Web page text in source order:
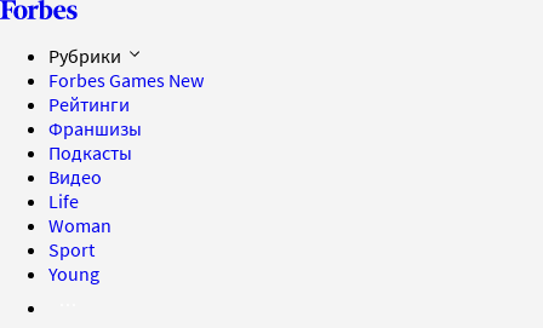
Рубрики
Forbes Games New
Рейтинги
Франшизы
Подкасты
Видео
Life
Woman
Sport
Young